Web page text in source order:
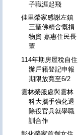
子職涯起飛
佳里榮家感謝左鎮
三聖佛精舍慨捐
物資 嘉惠住民長
輩
114年期房屋稅自住
辦戶籍登記申報
期限放寬至6/2
雲林榮服處與雲林
科大攜手強化退
除役官兵就學職
訓合作